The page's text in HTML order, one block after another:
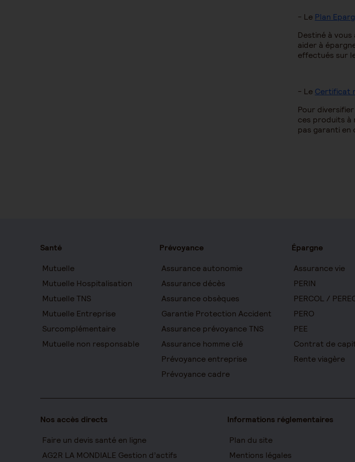
- Le Plan
Destiné à
aider à
effectués sur
- Le Certificat
Pour
ces produits à
pas garanti en
Santé
Mutuelle
Mutuelle Hospitalisation
Mutuelle TNS
Mutuelle Entreprise
Surcomplémentaire
Mutuelle non responsable
Prévoyance
Assurance autonomie
Assurance décès
Assurance obsèques
Garantie Protection Accident
Assurance prévoyance TNS
Assurance homme clé
Prévoyance entreprise
Prévoyance cadre
Épargne
Assurance vie
PERIN
PERCOL /
PERO
PEE
Contrat de
Rente viagère
Nos accès directs
Faire un devis santé en ligne
AG2R LA MONDIALE Gestion d’actifs
Informations réglementaires
Plan du site
Mentions légales